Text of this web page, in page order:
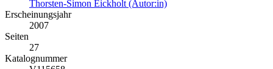
Thorsten-Simon Eickholt (Autor:in)
Erscheinungsjahr
2007
Seiten
27
Katalognummer